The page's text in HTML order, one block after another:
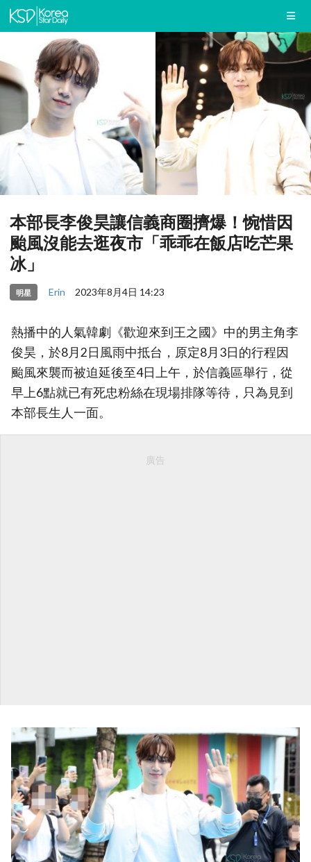
本部長李俊昊讓信義商圈擠爆！惋惜因
颱風沒能去逛夜市「乖乖在飯店吃芒果
冰」
明星 Erin 2023年8月4日 14:23
熱播中的人氣韓劇《歡迎來到王之國》中的男主角李
俊昊，於8月2日風雨中抵台，原定8月3日的行程因
颱風來襲而被迫延後至4日上午，於信義區舉行，從
早上6點就已有死忠粉絲在現場排隊等待，只為見到
本部長生人一面。
廣告